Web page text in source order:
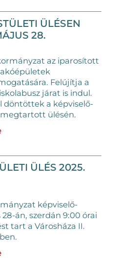
ÜLÉSEN
28.
az iparosított
Felújítja a
járat is indul.
döntöttek a képviselő-
ülésén.
ÜLÉS 2025.
képviselő-
án, szerdán 9:00 órai
tart a Városháza II.